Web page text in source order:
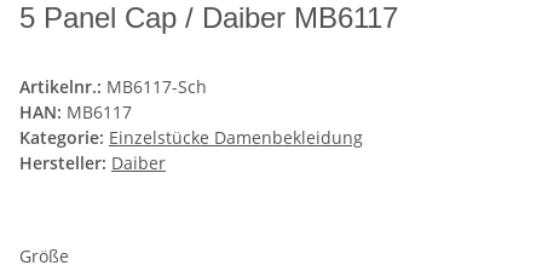
5 Panel Cap / Daiber MB6117
Artikelnr.: MB6117-Sch
HAN: MB6117
Kategorie: Einzelstücke Damenbekleidung
Hersteller: Daiber
Größe